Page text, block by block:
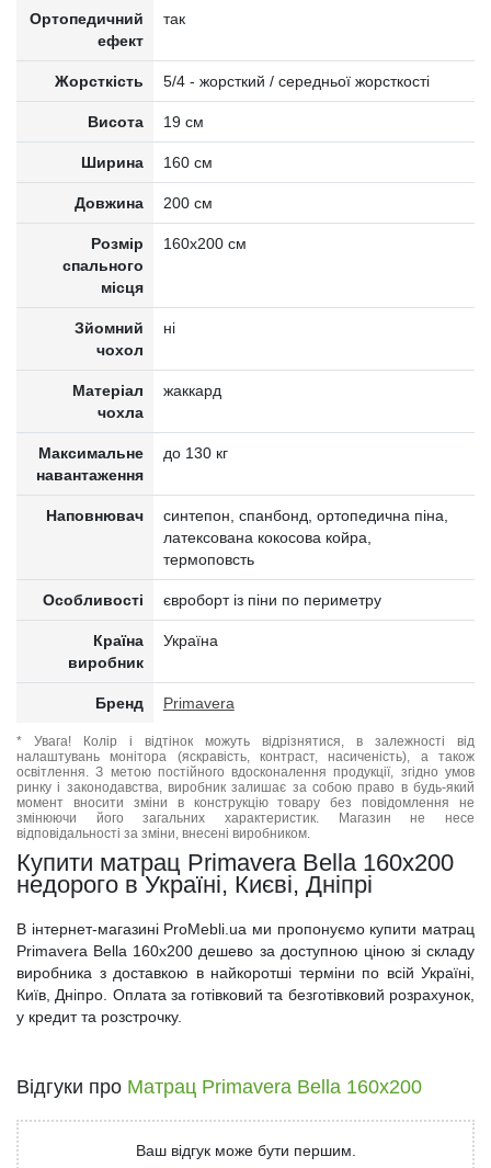
Ортопедичний
ефект
так
Жорсткість 5/4 - жорсткий / середньої жорсткості
Висота 19 см
Ширина 160 см
Довжина 200 см
Розмір
спального
місця
160х200 см
Зйомний
чохол
ні
Матеріал
чохла
жаккард
Максимальне
навантаження
до 130 кг
Наповнювач
синтепон, спанбонд, ортопедична піна,
латексована кокосова койра,
термоповсть
Особливості євроборт із піни по периметру
Країна
виробник
Україна
Бренд Primavera
* Увага! Колір і відтінок можуть відрізнятися, в залежності від
налаштувань монітора (яскравість, контраст, насиченість), а також
освітлення. З метою постійного вдосконалення продукції, згідно умов
ринку і законодавства, виробник залишає за собою право в будь-який
момент вносити зміни в конструкцію товару без повідомлення не
змінюючи його загальних характеристик. Магазин не несе
відповідальності за зміни, внесені виробником.
Купити матрац Primavera Bella 160x200
недорого в Україні, Києві, Дніпрі
В інтернет-магазині ProMebli.ua ми пропонуємо купити матрац
Primavera Bella 160x200 дешево за доступною ціною зі складу
виробника з доставкою в найкоротші терміни по всій Україні,
Київ, Дніпро. Оплата за готівковий та безготівковий розрахунок,
у кредит та розстрочку.
Відгуки про Матрац Primavera Bella 160x200
Ваш відгук може бути першим.